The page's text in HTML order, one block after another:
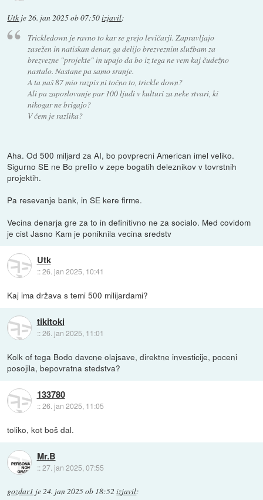
Utk je26. jan 2025 ob 07:50izjavil:
Trickledown je ravno to kar se grejo levičarji. Zapravljajo
zasežen in natiskan denar, ga delijo brezveznim službam za
brezvezne "projekte" in upajo da bo iz tega ne vem kaj čudežno
nastalo. Nastane pa samo sranje.
A ta naš 87 mio razpis ni točno to, trickle down?
Ali pa zaposlovanje par 100 ljudi v kulturi za neke stvari, ki
nikogar ne brigajo?
V čem je razlika?
Aha. Od 500 miljard za AI, bo povprecni American imel veliko.
Sigurno SE ne Bo prelilo v zepe bogatih deleznikov v tovrstnih
projektih.
Pa resevanje bank, in SE kere firme.
Vecina denarja gre za to in definitivno ne za socialo. Med covidom
je cist Jasno Kam je poniknila vecina sredstv
Utk
::26. jan 2025, 10:41
Kaj ima država s temi 500 milijardami?
tikitoki
::26. jan 2025, 11:01
Kolk of tega Bodo davcne olajsave, direktne investicije, poceni
posojila, bepovratna stedstva?
133780
::26. jan 2025, 11:05
toliko, kot boš dal.
Mr.B
::27. jan 2025, 07:55
gozdar1 je24. jan 2025 ob 18:52 izjavil: